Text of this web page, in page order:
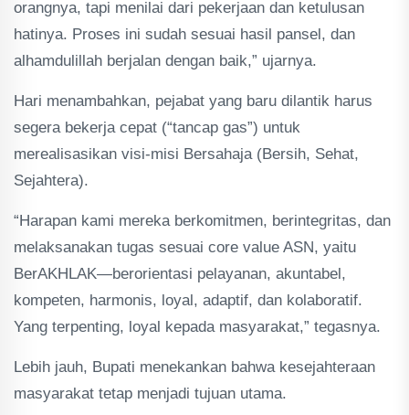
orangnya, tapi menilai dari pekerjaan dan ketulusan
hatinya. Proses ini sudah sesuai hasil pansel, dan
alhamdulillah berjalan dengan baik,” ujarnya.
Hari menambahkan, pejabat yang baru dilantik harus
segera bekerja cepat (“tancap gas”) untuk
merealisasikan visi-misi Bersahaja (Bersih, Sehat,
Sejahtera).
“Harapan kami mereka berkomitmen, berintegritas, dan
melaksanakan tugas sesuai core value ASN, yaitu
BerAKHLAK—berorientasi pelayanan, akuntabel,
kompeten, harmonis, loyal, adaptif, dan kolaboratif.
Yang terpenting, loyal kepada masyarakat,” tegasnya.
Lebih jauh, Bupati menekankan bahwa kesejahteraan
masyarakat tetap menjadi tujuan utama.